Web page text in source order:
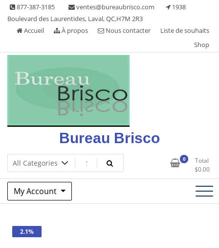
Skip 877-387-3185 ventes@bureaubrisco.com
1938
Boulevard des Laurentides, Laval, QC,H7M 2R3
Accueil
À propos Nous contacter
Liste de souhaits
Shop
Bureau Brisco
0
Total
$0.00
My Account
2.1%